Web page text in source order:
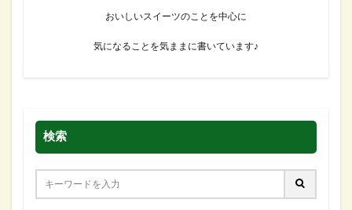
おいしいスイーツのことを中心に
気になることを気ままに書いています♪
検索